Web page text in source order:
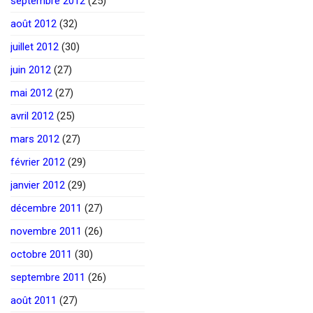
août 2012 (32)
juillet 2012 (30)
juin 2012 (27)
mai 2012 (27)
avril 2012 (25)
mars 2012 (27)
février 2012 (29)
janvier 2012 (29)
décembre 2011 (27)
novembre 2011 (26)
octobre 2011 (30)
septembre 2011 (26)
août 2011 (27)